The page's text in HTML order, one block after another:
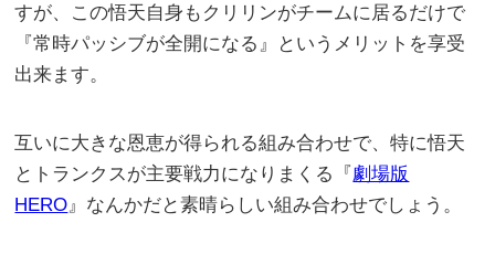
すが、この悟天自身もクリリンがチームに居るだけで
『常時パッシブが全開になる』というメリットを享受
出来ます。
互いに大きな恩恵が得られる組み合わせで、特に悟天
とトランクスが主要戦力になりまくる『劇場版
HERO 』なんかだと素晴らしい組み合わせでしょう。